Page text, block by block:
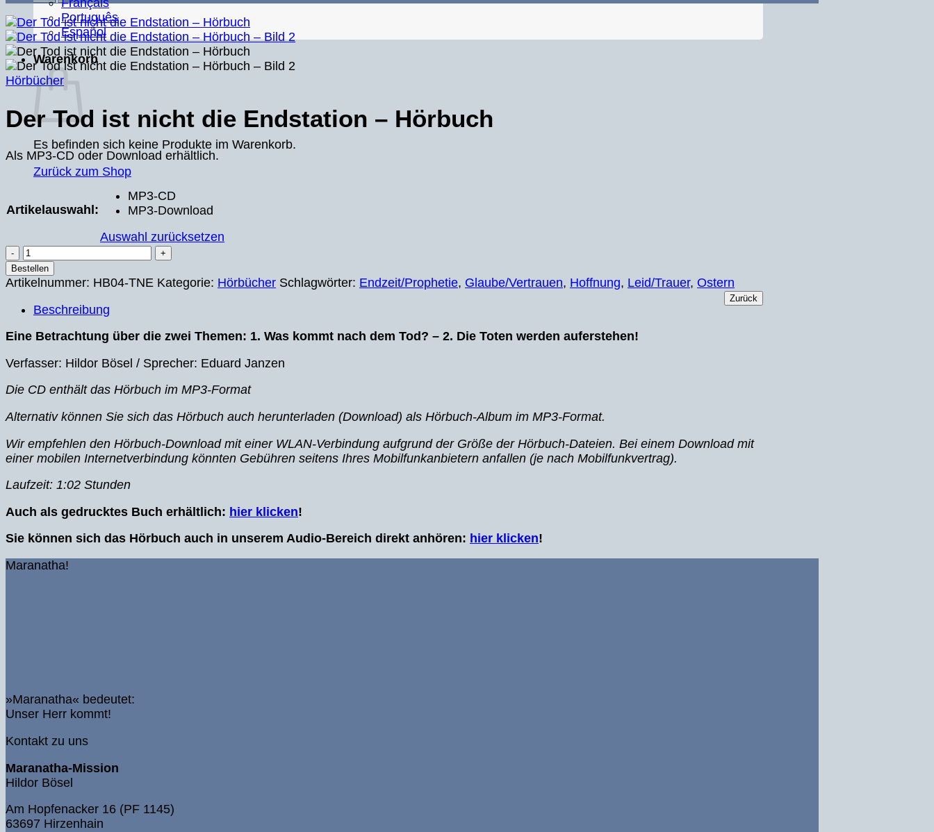
Português
Español
Warenkorb
Es befinden sich keine Produkte im Warenkorb.
Zurück zum Shop
Hörbücher
Der Tod ist nicht die Endstation – Hörbuch
Als MP3-CD oder Download erhältlich.
Artikelauswahl:
MP3-CD
MP3-Download
Auswahl zurücksetzen
Der
Tod
ist
die
–
Menge
Bestellen
Artikelnummer: HB04-TNE Kategorie: Hörbücher Schlagwörter: Endzeit/Prophetie, Glaube/Vertrauen, Hoffnung, Leid/Trauer, Ostern
Zurück
Beschreibung
Eine Betrachtung über die zwei Themen: 1. Was kommt nach dem Tod? – 2. Die Toten werden auferstehen!
Verfasser: Hildor Bösel / Sprecher: Eduard Janzen
Die CD enthält das Hörbuch im MP3-Format
Alternativ können Sie sich das Hörbuch auch herunterladen (Download) als Hörbuch-Album im MP3-Format.
Wir empfehlen den Hörbuch-Download mit einer WLAN-Verbindung aufgrund der Größe der Hörbuch-Dateien. Bei einem Download mit
einer mobilen Internetverbindung könnten Gebühren seitens Ihres Mobilfunkanbietern anfallen (je nach Mobilfunkvertrag).
Laufzeit: 1:02 Stunden
Auch als gedrucktes Buch erhältlich: hier klicken!
Sie können sich das Hörbuch auch in unserem Audio-Bereich direkt anhören: hier klicken!
Maranatha!
»Maranatha« bedeutet:
Unser Herr kommt!
Kontakt zu uns
Maranatha-Mission
Hildor Bösel
Am Hopfenacker 16 (PF 1145)
63697 Hirzenhain